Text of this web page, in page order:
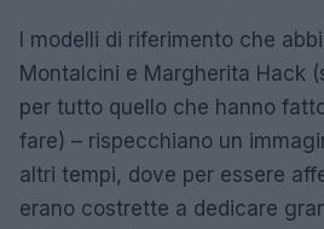
I modelli di riferimento che
Montalcini e Margherita Hack
per tutto quello che hanno
fare) – rispecchiano un
altri tempi, dove per essere
erano costrette a dedicare